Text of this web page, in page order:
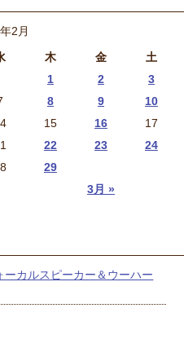
2月
木 金 土
3月 »
1 2
3
8 9
10
15 16
17
22 23
24
29
ーカルスピーカー＆ウーハー